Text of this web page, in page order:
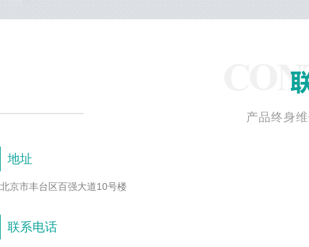
产品终身
地址
北京市丰台区百强大道10号楼
联系电话